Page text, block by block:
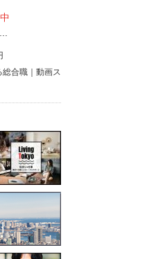
合職｜動画ス